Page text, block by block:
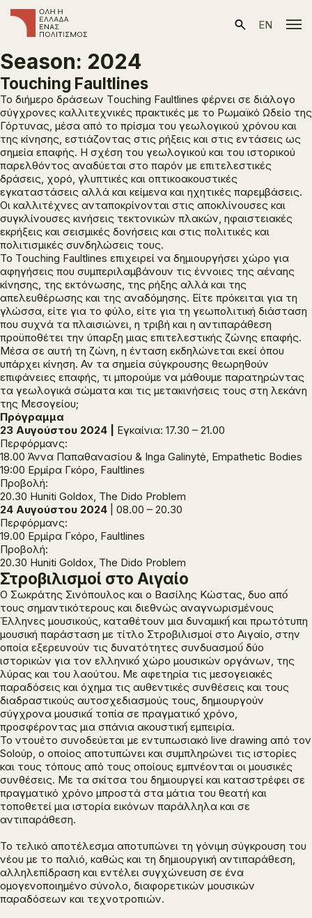
EN
Season: 2024
Touching Faultlines
Το διήμερο δράσεων Τouching Faultlines φέρνει σε διάλογο
σύγχρονες καλλιτεχνικές πρακτικές με το Ρωμαϊκό Ωδείο της
Γόρτυνας, μέσα από το πρίσμα του γεωλογικού χρόνου και
της κίνησης, εστιάζοντας στις ρήξεις και στις εντάσεις ως
σημεία επαφής. Η σχέση του γεωλογικού και του ιστορικού
παρελθόντος αναδύεται στο παρόν με επιτελεστικές
δράσεις, χορό, γλυπτικές και οπτικοακουστικές
εγκαταστάσεις αλλά και κείμενα και ηχητικές παρεμβάσεις.
Οι καλλιτέχνες ανταποκρίνονται στις αποκλίνουσες και
συγκλίνουσες κινήσεις τεκτονικών πλακών, ηφαιστειακές
εκρήξεις και σεισμικές δονήσεις και στις πολιτικές και
πολιτισμικές συνδηλώσεις τους.
Το Τouching Faultlines επιχειρεί να δημιουργήσει χώρο για
αφηγήσεις που συμπεριλαμβάνουν τις έννοιες της αέναης
κίνησης, της εκτόνωσης, της ρήξης αλλά και της
απελευθέρωσης και της αναδόμησης. Είτε πρόκειται για τη
γλώσσα, είτε για το φύλο, είτε για τη γεωπολιτική διάσταση
που συχνά τα πλαισιώνει, η τριβή και η αντιπαράθεση
προϋποθέτει την ύπαρξη μιας επιτελεστικής ζώνης επαφής.
Μέσα σε αυτή τη ζώνη, η ένταση εκδηλώνεται εκεί όπου
υπάρχει κίνηση. Αν τα σημεία σύγκρουσης θεωρηθούν
επιφάνειες επαφής, τι μπορούμε να μάθουμε παρατηρώντας
τα γεωλογικά σώματα και τις μετακινήσεις τους στη λεκάνη
της Μεσογείου;
Πρόγραμμα
23 Αυγούστου 2024 | Εγκαίνια: 17.30 – 21.00
Περφόρμανς:
18.00 Άννα Παπαθανασίου & Inga Galinytė, Empathetic Bodies
19:00 Ερμίρα Γκόρο, Faultlines
Προβολή:
20.30 Huniti Goldox, The Dido Problem
24 Αυγούστου 2024 | 08.00 – 20.30
Περφόρμανς:
19.00 Ερμίρα Γκόρο, Faultlines
Προβολή:
20.30 Huniti Goldox, The Dido Problem
Στροβιλισμοί στο Αιγαίο
Ο Σωκράτης Σινόπουλος και ο Βασίλης Κώστας, δυο από́
τους σημαντικότερους και διεθνώς αναγνωρισμένους
Έλληνες μουσικούς, καταθέτουν μια δυναμική́ και πρωτότυπη
μουσική παράσταση με τίτλο Στροβιλισμοί στο Αιγαίο, στην
οποία εξερευνούν τις δυνατότητες συνδυασμού́ δύο
ιστορικών για τον ελληνικό́ χώρο μουσικών οργάνων, της
λύρας και του λαούτου. Με αφετηρία τις μεσογειακές
παραδόσεις και όχημα τις αυθεντικές συνθέσεις και τους
διαδραστικούς αυτοσχεδιασμούς τους, δημιουργούν
σύγχρονα μουσικά́ τοπία σε πραγματικό́ χρόνο,
προσφέροντας μια σπάνια ακουστική́ εμπειρία.
Το ντουέτο συνοδεύεται με εντυπωσιακό live drawing από τον
Soloύp, ο οποίος αποτυπώνει και συμπληρώνει τις ιστορίες
και τους τόπους από τους οποίους εμπνέονται οι μουσικές
συνθέσεις. Με τα σκίτσα του δημιουργεί και καταστρέφει σε
πραγματικό χρόνο μπροστά στα μάτια του θεατή και
τοποθετεί μια ιστορία εικόνων παράλληλα και σε
αντιπαράθεση.
Το τελικό αποτέλεσμα αποτυπώνει τη γόνιμη σύγκρουση του
νέου με το παλιό, καθώς και τη δημιουργική αντιπαράθεση,
αλληλεπίδραση και εντέλει συγχώνευση σε ένα
ομογενοποιημένο σύνολο, διαφορετικών μουσικών
παραδόσεων και τεχνοτροπιών.